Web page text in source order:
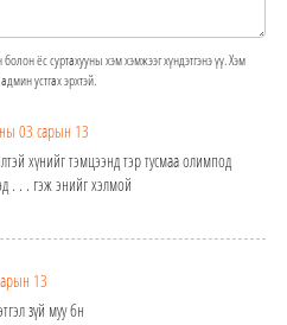
болон ёс суртахууны хэм хэмжээг хүндэтгэнэ үү. Хэм
устгах эрхтэй.
03 сарын 13
хүнийг тэмцээнд тэр тусмаа олимпод
. . . гэж энийг хэлмой
13
зүй муу бн